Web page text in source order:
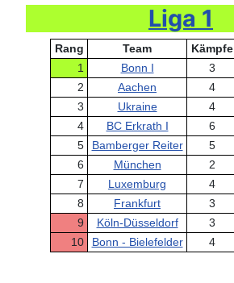
Liga 1
Rang Team Kämpfe
1
Bonn I 3
2
Aachen 4
3
Ukraine 4
4
BC Erkrath I 6
5
Bamberger Reiter 5
6
München 2
7
Luxemburg 4
8
Frankfurt 3
9
Köln-Düsseldorf 3
10
Bonn - Bielefelder 4